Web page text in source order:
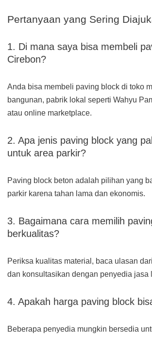
Pertanyaan yang Sering
1. Di mana saya bisa membeli
Cirebon?
Anda bisa membeli paving block di toko
bangunan, pabrik lokal seperti Wahyu
atau online marketplace.
2. Apa jenis paving block yang
untuk area parkir?
Paving block beton adalah pilihan yang
parkir karena tahan lama dan ekonomis.
3. Bagaimana cara memilih
berkualitas?
Periksa kualitas material, baca ulasan
dan konsultasikan dengan penyedia jasa
4. Apakah harga paving block
Beberapa penyedia mungkin bersedia